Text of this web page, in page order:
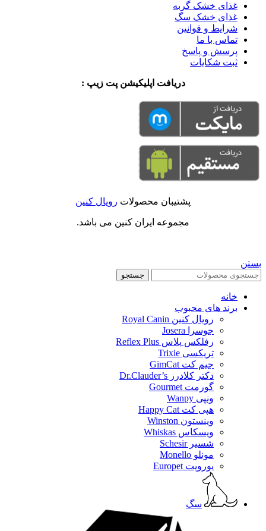
غذای خشک گربه
غذای خشک سگ
شرایط و قوانین
تماس با ما
پرسش و پاسخ
ثبت شکایات
دریافت اپلیکیشن پت زیپ :
پشتیبان محصولات رویال کنین
مجموعه ایران کنین می باشد.
بستن
جستجو
خانه
برند های محبوب
رویال کنین Royal Canin
جوسرا Josera
رفلکس پلاس Reflex Plus
تریکسی Trixie
جیم کت GimCat
دکتر کلادرز Dr.Clauder’s
گورمت Gourmet
ونپی Wanpy
هپی کت Happy Cat
وینستون Winston
ویسکاس Whiskas
شسیر Schesir
مونلو Monello
یوروپت Europet
سگ